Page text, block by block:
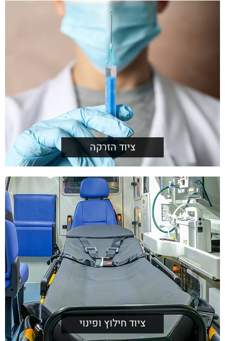
ציוד הזרקה
ציוד חילוץ ופינוי